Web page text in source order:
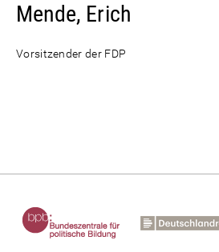
Mende, Erich
Vorsitzender der FDP